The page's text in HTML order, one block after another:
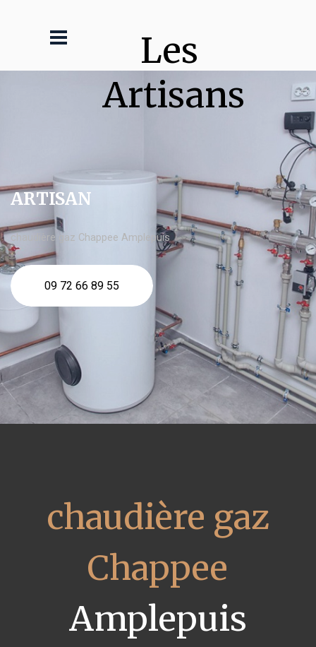
Les
Artisans
ARTISAN
chaudière gaz Chappee Amplepuis
09 72 66 89 55
chaudière gaz
Chappee
Amplepuis